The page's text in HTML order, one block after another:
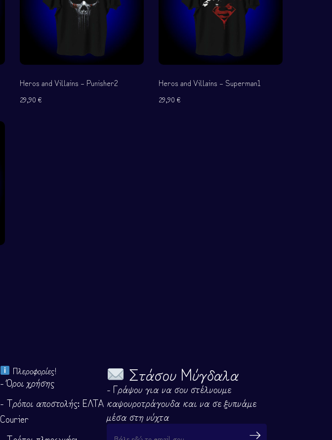
Heros and Villains – Punisher2
29,90 €
Heros and Villains – Superman1
29,90 €
Πλεροφορίες!
- Όροι χρήσης
- Τρόποι αποστολής: ΕΛΤΑ
Courier
Στάσου Μύγδαλα
- Γράψου για να σου στέλνουμε
καψουροτράγουδα και να σε ξυπνάμε
μέσα στη νύχτα